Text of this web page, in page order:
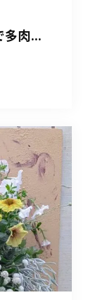
多肉...